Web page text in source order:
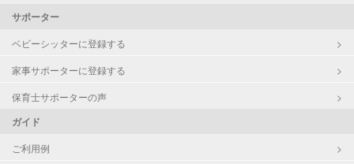
サポーター
ベビーシッターに登録する
家事サポーターに登録する
保育士サポーターの声
ガイド
ご利用例